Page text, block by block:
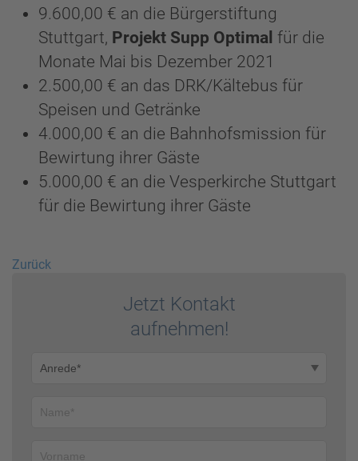
9.600,00 € an die Bürgerstiftung
Stuttgart, Projekt Supp Optimal für die
Monate Mai bis Dezember 2021
2.500,00 € an das DRK/Kältebus für
Speisen und Getränke
4.000,00 € an die Bahnhofsmission für
Bewirtung ihrer Gäste
5.000,00 € an die Vesperkirche Stuttgart
für die Bewirtung ihrer Gäste
Zurück
Jetzt Kontakt
auf­nehmen!